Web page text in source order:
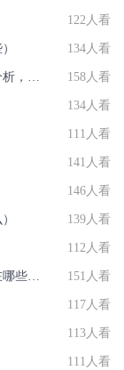
122人看
134人看
2021年度推广关键词排行榜揭晓！最新数据分析，助你轻松提升网站流量！ 158人看
134人看
111人看
141人看
146人看
139人看
112人看
一般写软文推广多少钱（软文推广一般发布在哪些平台） 151人看
117人看
113人看
111人看